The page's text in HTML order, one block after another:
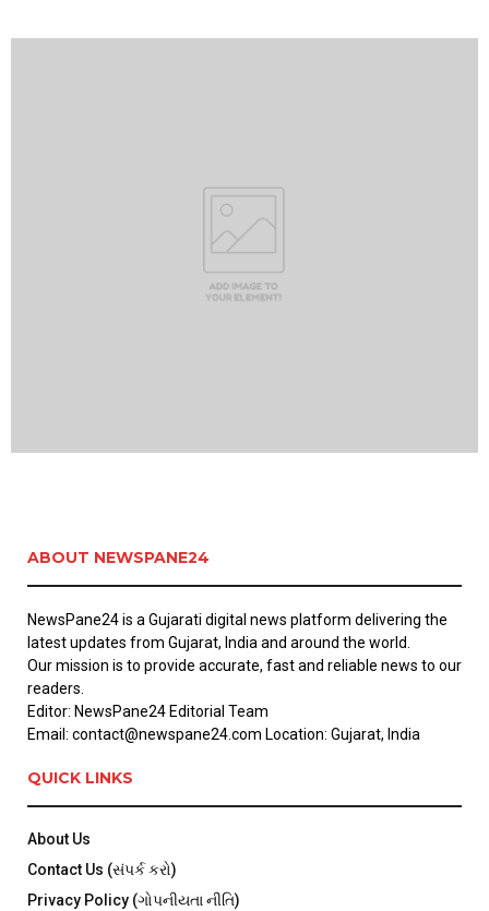
ABOUT NEWSPANE24
NewsPane24 is a Gujarati digital news platform delivering the
latest updates from Gujarat, India and around the world.
Our mission is to provide accurate, fast and reliable news to our
readers.
Editor: NewsPane24 Editorial Team
Email: contact@newspane24.com Location: Gujarat, India
QUICK LINKS
About Us
Contact Us (સંપર્ક કરો)
Privacy Policy (ગોપનીયતા નીતિ)